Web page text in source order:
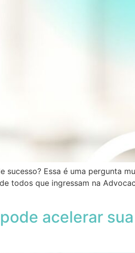
sucesso? Essa é uma pergunta
todos que ingressam na
acelerar